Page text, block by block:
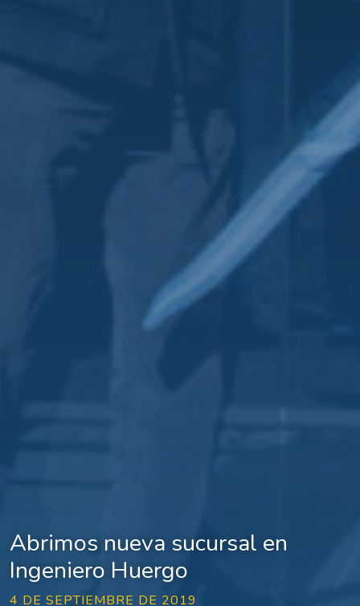
Abrimos nueva sucursal en
Ingeniero Huergo
4 DE SEPTIEMBRE DE 2019